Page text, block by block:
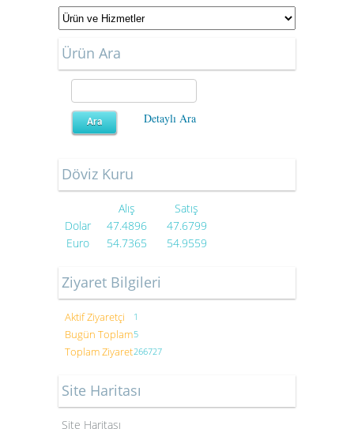
Ürün Ara
Detaylı Ara
Döviz Kuru
Alış
Satış
Dolar
47.4896
47.6799
Euro
54.7365 54.9559
Ziyaret Bilgileri
Aktif Ziyaretçi 1
Bugün Toplam5
Toplam Ziyaret266727
Site Haritası
Site Haritası